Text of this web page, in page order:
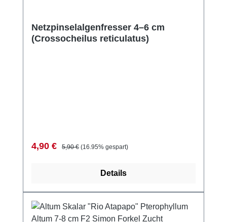
Netzpinselalgenfresser 4–6 cm
(Crossocheilus reticulatus)
Verkaufspreis:
4,90 € Regulärer Preis:
5,90 € (16.95% gespart)
Details